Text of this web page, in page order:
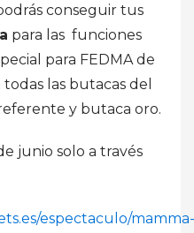
conseguir tus
para las funciones
para FEDMA de
todas las butacas del
y butaca oro.
junio solo a través
espectaculo/mamma-